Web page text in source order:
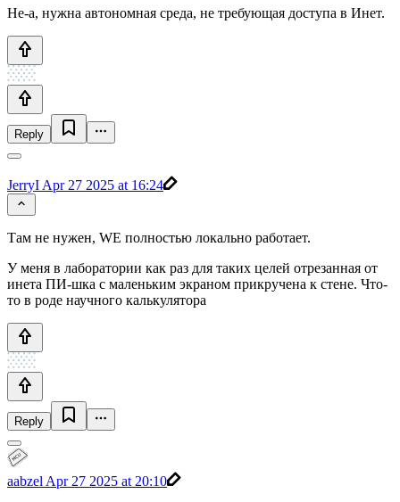
Не-а, нужна автономная среда, не требующая доступа в Инет.
Reply
JerryI Apr 27 2025 at 16:24
Там не нужен, WE полностью локально работает.
У меня в лаборатории как раз для таких целей отрезанная от
инета ПИ-шка с маленьким экраном прикручена к стене. Что-
то в роде научного калькулятора
Reply
aabzel Apr 27 2025 at 20:10